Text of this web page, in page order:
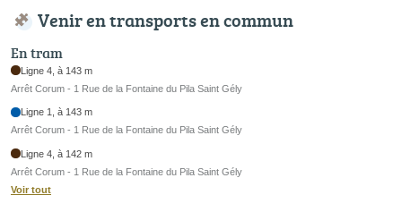
Venir en transports en commun
En tram
Ligne 4, à 143 m
Arrêt Corum - 1 Rue de la Fontaine du Pila Saint Gély
Ligne 1, à 143 m
Arrêt Corum - 1 Rue de la Fontaine du Pila Saint Gély
Ligne 4, à 142 m
Arrêt Corum - 1 Rue de la Fontaine du Pila Saint Gély
Voir tout